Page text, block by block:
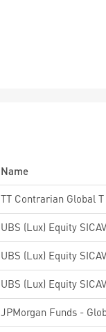
Name
TT Contrarian Global T
UBS (Lux) Equity
JPMorgan Funds -